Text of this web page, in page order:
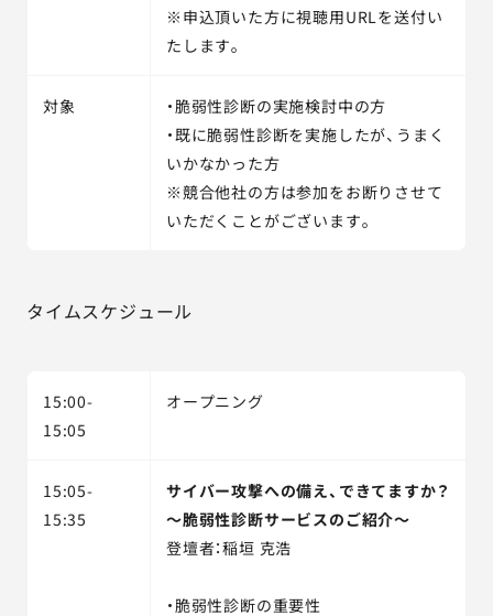
※申込頂いた方に視聴用URLを送付い
たします。
対象
・脆弱性診断の実施検討中の方
・既に脆弱性診断を実施したが、うまく
いかなかった方
※競合他社の方は参加をお断りさせて
いただくことがございます。
タイムスケジュール
15:00-
15:05
オープニング
15:05-
15:35
サイバー攻撃への備え、できてますか？
～脆弱性診断サービスのご紹介～
登壇者：稲垣 克浩
・脆弱性診断の重要性